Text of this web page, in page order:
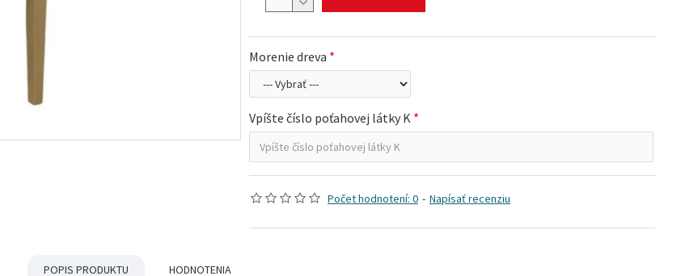
Počet hodnotení: 0 - Napísať recenziu
Morenie dreva
Vpíšte číslo poťahovej látky K
POPIS PRODUKTU HODNOTENIA